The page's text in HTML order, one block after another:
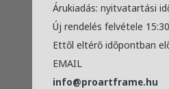
Árukiadás: nyitvatartási
Új rendelés felvétele
Ettől eltérő időpontban
EMAIL
info@proartframe.hu